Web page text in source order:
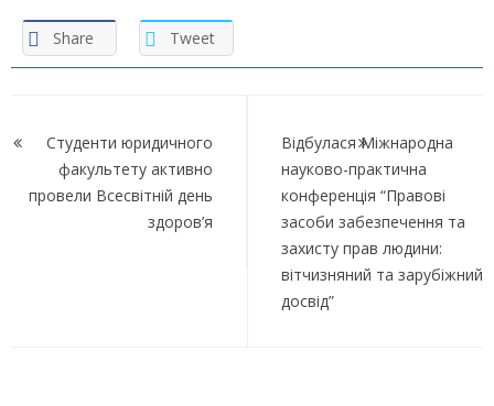
Share Tweet
записів
Студенти юридичного
факультету активно
провели Всесвітній день
здоров’я
Відбулася Міжнародна
науково-практична
конференція “Правові
засоби забезпечення та
захисту прав людини:
вітчизняний та зарубіжний
досвід”